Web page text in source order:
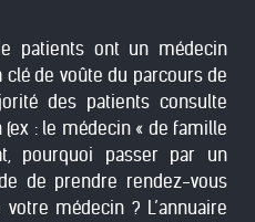
patients ont un médecin
clé de voûte du parcours de
des patients consulte
: le médecin « de famille
pourquoi passer par un
de prendre rendez-vous
médecin ? L’annuaire